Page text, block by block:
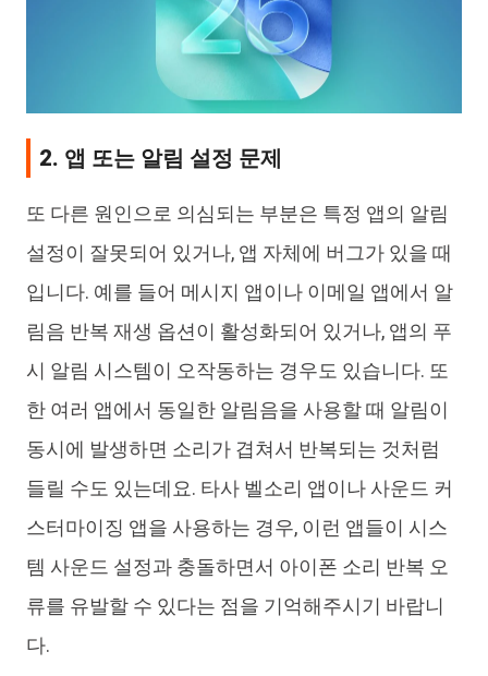
2. 앱 또는 알림 설정 문제
또 다른 원인으로 의심되는 부분은 특정 앱의 알림
설정이 잘못되어 있거나, 앱 자체에 버그가 있을 때
입니다. 예를 들어 메시지 앱이나 이메일 앱에서 알
림음 반복 재생 옵션이 활성화되어 있거나, 앱의 푸
시 알림 시스템이 오작동하는 경우도 있습니다. 또
한 여러 앱에서 동일한 알림음을 사용할 때 알림이
동시에 발생하면 소리가 겹쳐서 반복되는 것처럼
들릴 수도 있는데요. 타사 벨소리 앱이나 사운드 커
스터마이징 앱을 사용하는 경우, 이런 앱들이 시스
템 사운드 설정과 충돌하면서 아이폰 소리 반복 오
류를 유발할 수 있다는 점을 기억해주시기 바랍니
다.